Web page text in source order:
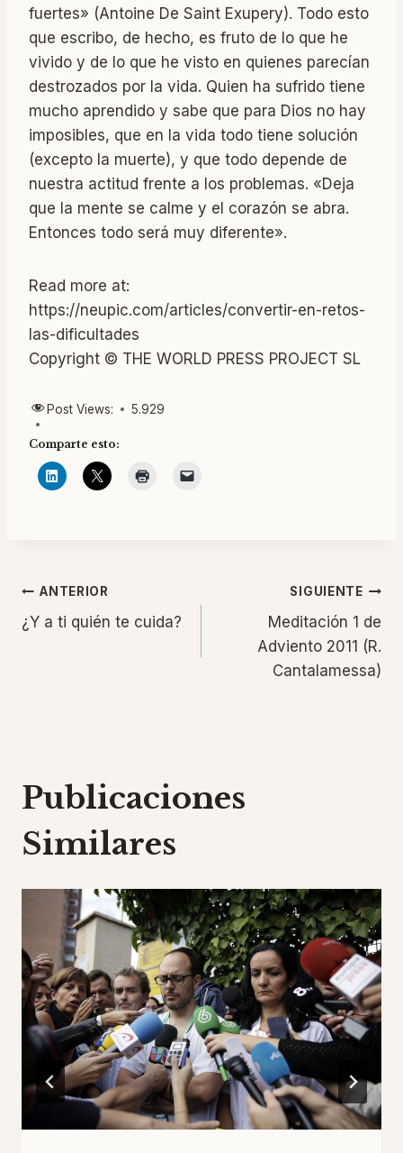
fuertes» (Antoine De Saint Exupery). Todo esto
que escribo, de hecho, es fruto de lo que he
vivido y de lo que he visto en quienes parecían
destrozados por la vida. Quien ha sufrido tiene
mucho aprendido y sabe que para Dios no hay
imposibles, que en la vida todo tiene solución
(excepto la muerte), y que todo depende de
nuestra actitud frente a los problemas. «Deja
que la mente se calme y el corazón se abra.
Entonces todo será muy diferente».
Read more at:
https://neupic.com/articles/convertir-en-retos-
las-dificultades
Copyright © THE WORLD PRESS PROJECT SL
Post Views: 5.929
Comparte esto:
Navegación
ANTERIOR
¿Y a ti quién te cuida?
SIGUIENTE
Meditación 1 de
Adviento 2011 (R.
Cantalamessa)
Publicaciones
Similares